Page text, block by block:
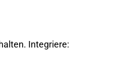
Integriere: